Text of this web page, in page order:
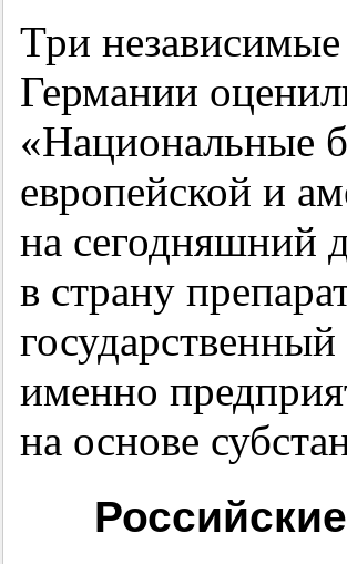
Три
Германии
«Национальные
европейской и
на сегодняшний
в страну
именно
на основе